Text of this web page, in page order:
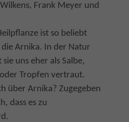
Frank Meyer und
ist so beliebt
Arnika. In der Natur
uns eher als Salbe,
Tropfen vertraut.
über Arnika? Zugegeben
dass es zu